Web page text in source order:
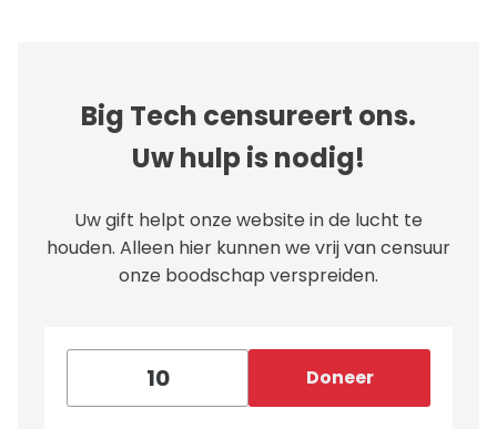
Big Tech censureert ons.
Uw hulp is nodig!
Uw gift helpt onze website in de lucht te
houden. Alleen hier kunnen we vrij van censuur
onze boodschap verspreiden.
Doneer